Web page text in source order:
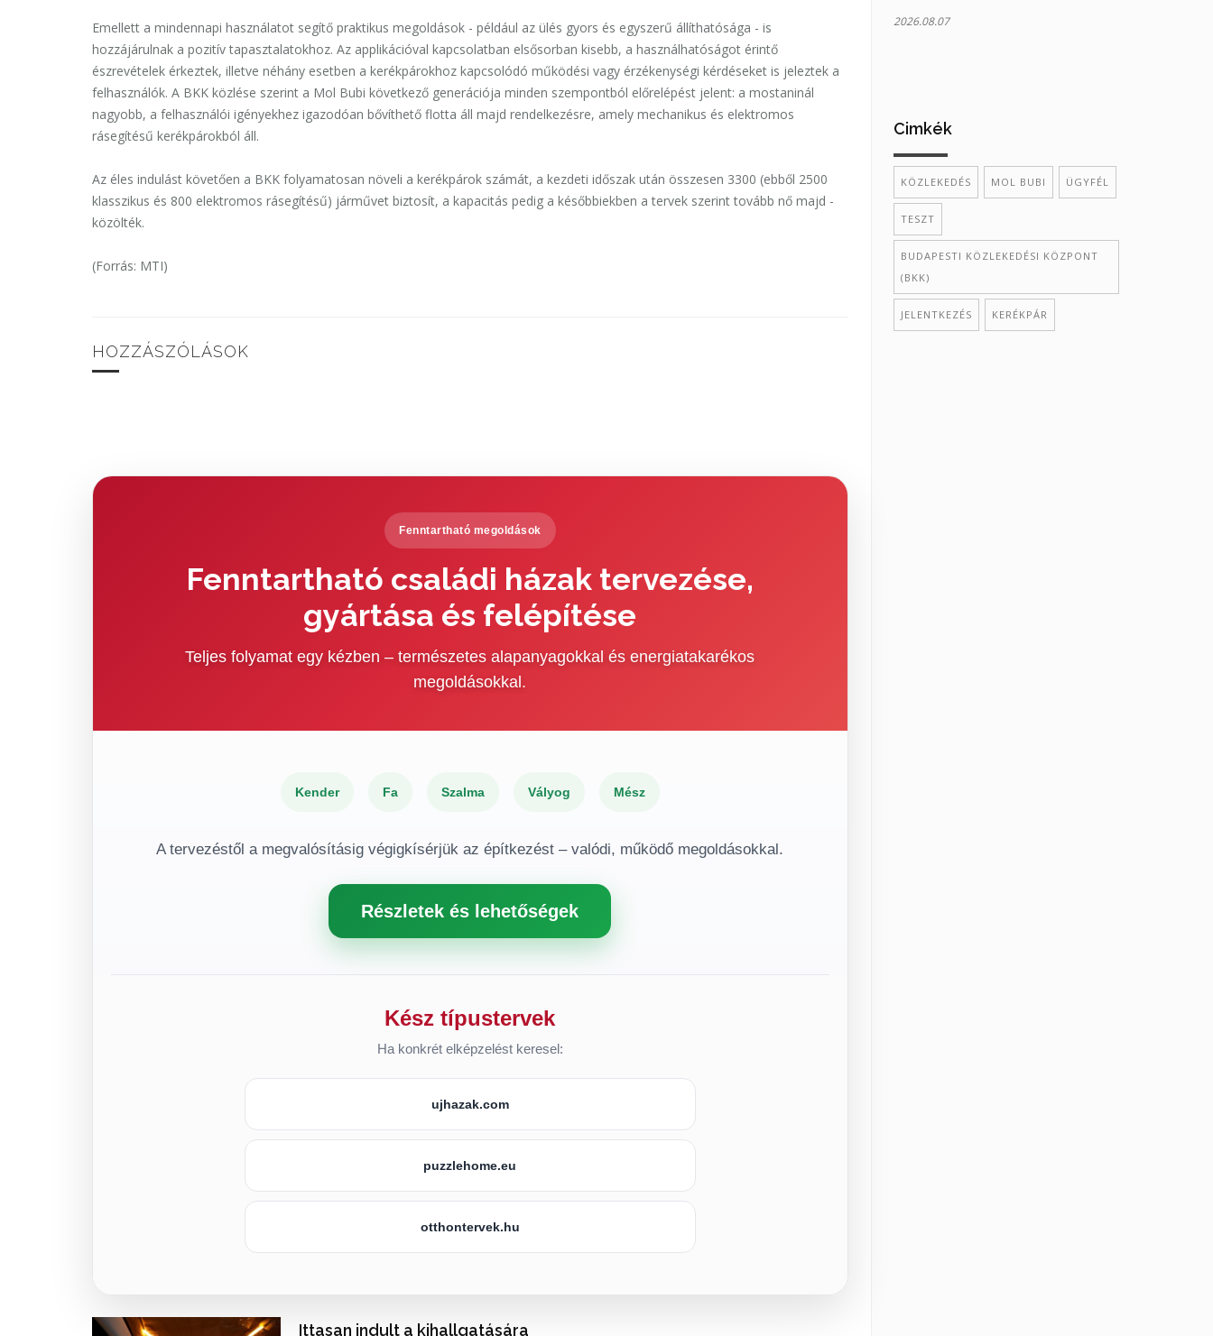
Emellett a mindennapi használatot segítő praktikus megoldások - például az ülés gyors és egyszerű állíthatósága - is
hozzájárulnak a pozitív tapasztalatokhoz. Az applikációval kapcsolatban elsősorban kisebb, a használhatóságot érintő
észrevételek érkeztek, illetve néhány esetben a kerékpárokhoz kapcsolódó működési vagy érzékenységi kérdéseket is jeleztek a
felhasználók. A BKK közlése szerint a Mol Bubi következő generációja minden szempontból előrelépést jelent: a mostaninál
nagyobb, a felhasználói igényekhez igazodóan bővíthető flotta áll majd rendelkezésre, amely mechanikus és elektromos
rásegítésű kerékpárokból áll.
Az éles indulást követően a BKK folyamatosan növeli a kerékpárok számát, a kezdeti időszak után összesen 3300 (ebből 2500
klasszikus és 800 elektromos rásegítésű) járművet biztosít, a kapacitás pedig a későbbiekben a tervek szerint tovább nő majd -
közölték.
(Forrás: MTI)
HOZZÁSZÓLÁSOK
Fenntartható megoldások
Fenntartható családi házak tervezése,
gyártása és felépítése
Teljes folyamat egy kézben – természetes alapanyagokkal és energiatakarékos
megoldásokkal.
Kender Fa Szalma Vályog Mész
A tervezéstől a megvalósításig végigkísérjük az építkezést – valódi, működő megoldásokkal.
Részletek és lehetőségek
Kész típustervek
Ha konkrét elképzelést keresel:
ujhazak.com
puzzlehome.eu
otthontervek.hu
Ittasan indult a kihallgatására
2026.08.07
Cimkék
KÖZLEKEDÉS MOL BUBI ÜGYFÉL
TESZT
BUDAPESTI KÖZLEKEDÉSI KÖZPONT
(BKK)
JELENTKEZÉS KERÉKPÁR